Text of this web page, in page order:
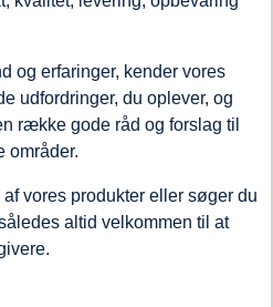
og erfaringer, kender vores
udfordringer, du oplever, og
række gode råd og forslag til
områder.
vores produkter eller søger du
altid velkommen til at